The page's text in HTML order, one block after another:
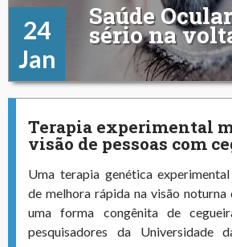
24
Jan
Saúde
sério na
Terapia experimental
visão de pessoas com
Uma terapia genética
de melhora rápida na visão
uma forma congênita de
pesquisadores da Universidade